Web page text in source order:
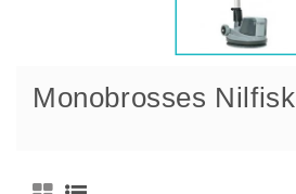
Monobrosses Nilfisk